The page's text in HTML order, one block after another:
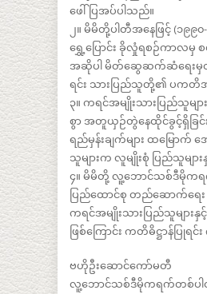
ဖေါ်ပြအပ်ပါသည်။
၂။ မိမိတို့ပါတီအနေဖြင့် (၁၉
ရွှေ့ပြောင်း ခိုလှုံရစဉ်ကာလမှ
အဆိုပါ မိတ်ဆွေဆက်ဆံရေးမှတဆ
ရင်း သားပြည်သူတို့၏ ပကတိအ
၃။ ကရင်အမျိုးသားပြည်သူမျ
စွာ အတူယှဉ်တွဲနေထိုင်ခွင့်ရှိခြင်
ရည်မှန်းချက်များ ထမြော
သူများက လူမျိုးစုံ ပြည်သူ
၄။ မိမိတို့ လူ့ဘောင်သစ်ဒီမိုကရ
ပြည်ထောင်စု တည်ဆောက်ရေး
ကရင်အမျိုးသားပြည်သူများ
ဖြစ်ကြောင်း ကတိဓိဋ္ဌာန်ပြု
ဗဟိုဦးဆောင်ကော်မတီ
လူ့ဘောင်သစ်ဒီမိုကရက်တစ်ပါတီ